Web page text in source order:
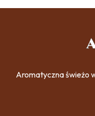
Aromatyczna świeżo